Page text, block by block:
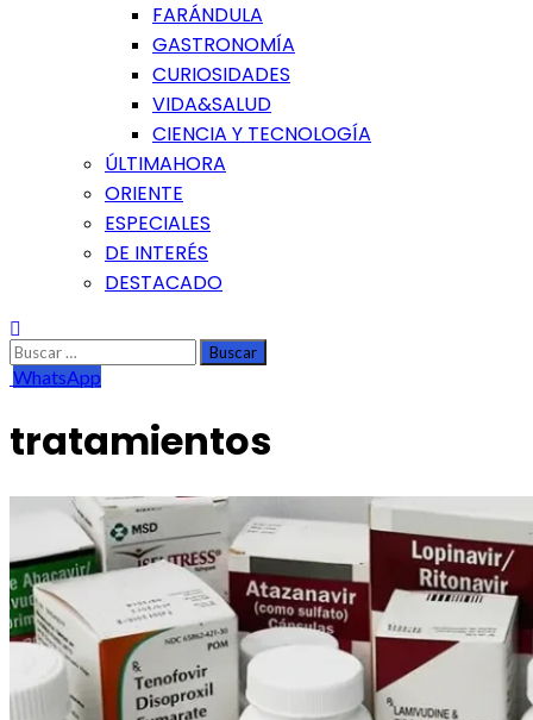
FARÁNDULA
GASTRONOMÍA
CURIOSIDADES
VIDA&SALUD
CIENCIA Y TECNOLOGÍA
ÚLTIMAHORA
ORIENTE
ESPECIALES
DE INTERÉS
DESTACADO
Buscar:
WhatsApp
tratamientos